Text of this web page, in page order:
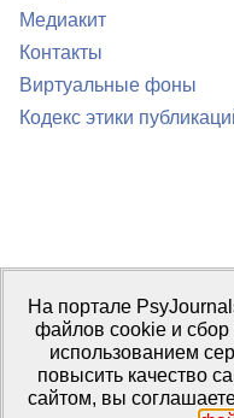
Медиакит
Контакты
Виртуальные фоны
Кодекс этики
Портал психологических
Правила использования
Свидетельство
2016 г.
Издатель: ФГБОУ ВО
На портале
файлов cookie и сбор
использованием
повысить качество
сайтом, вы